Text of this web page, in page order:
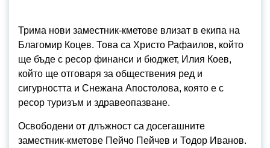
Трима нови заместник-кметове влизат в екипа на
Благомир Коцев. Това са Христо Рафаилов, който
ще бъде с ресор финанси и бюджет, Илия Коев,
който ще отговаря за обществения ред и
сигурността и Снежана Апостолова, която е с
ресор туризъм и здравеопазване.
Освободени от длъжност са досегашните
заместник-кметове Пейчо Пейчев и Тодор Иванов.